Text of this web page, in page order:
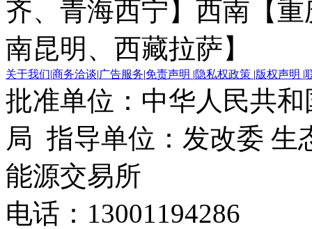
齐、青海西宁】 西南【
南昆明、西藏拉萨】
关于我们|商务洽谈|广告服务|免责声明 |隐私权政策 |版权声明 |
批准单位：中华人民共
局 指导单位：发改委 生
能源交易所
电话：13001194286